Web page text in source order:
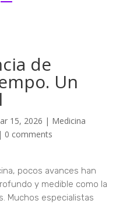
de
Un
15, 2026 | Medicina
0 comments
pocos avances han
y medible como la
Muchos especialistas